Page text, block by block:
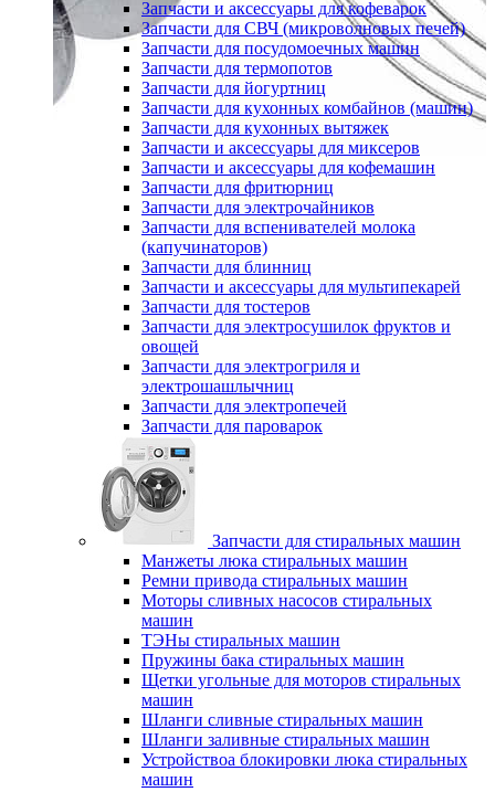
Запчасти и аксессуары для кофеварок
Запчасти для СВЧ (микроволновых печей)
Запчасти для посудомоечных машин
Запчасти для термопотов
Запчасти для йогуртниц
Запчасти для кухонных комбайнов (машин)
Запчасти для кухонных вытяжек
Запчасти и аксессуары для миксеров
Запчасти и аксессуары для кофемашин
Запчасти для фритюрниц
Запчасти для электрочайников
Запчасти для вспенивателей молока
(капучинаторов)
Запчасти для блинниц
Запчасти и аксессуары для мультипекарей
Запчасти для тостеров
Запчасти для электросушилок фруктов и
овощей
Запчасти для электрогриля и
электрошашлычниц
Запчасти для электропечей
Запчасти для пароварок
Запчасти для стиральных машин
Манжеты люка стиральных машин
Ремни привода стиральных машин
Моторы сливных насосов стиральных
машин
ТЭНы стиральных машин
Пружины бака стиральных машин
Щетки угольные для моторов стиральных
машин
Шланги сливные стиральных машин
Шланги заливные стиральных машин
Устройствоа блокировки люка стиральных
машин